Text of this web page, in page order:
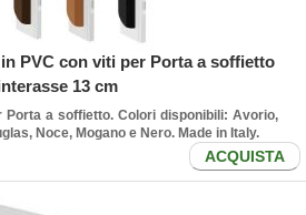
PVC con viti per Porta a soffietto
13 cm
Porta a soffietto. Colori disponibili: Avorio,
Noce, Mogano e Nero. Made in Italy.
ACQUISTA